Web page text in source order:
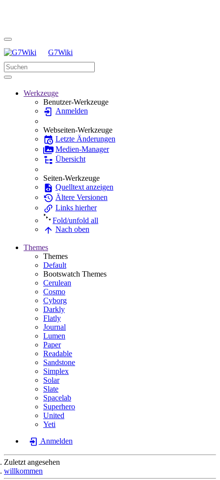
G7Wiki
Werkzeuge
Benutzer-Werkzeuge
Anmelden
Webseiten-Werkzeuge
Letzte Änderungen
Medien-Manager
Übersicht
Seiten-Werkzeuge
Quelltext anzeigen
Ältere Versionen
Links hierher
Fold/unfold all
Nach oben
Themes
Themes
Default
Bootswatch Themes
Cerulean
Cosmo
Cyborg
Darkly
Flatly
Journal
Lumen
Paper
Readable
Sandstone
Simplex
Solar
Slate
Spacelab
Superhero
United
Yeti
Anmelden
Zuletzt angesehen
willkommen